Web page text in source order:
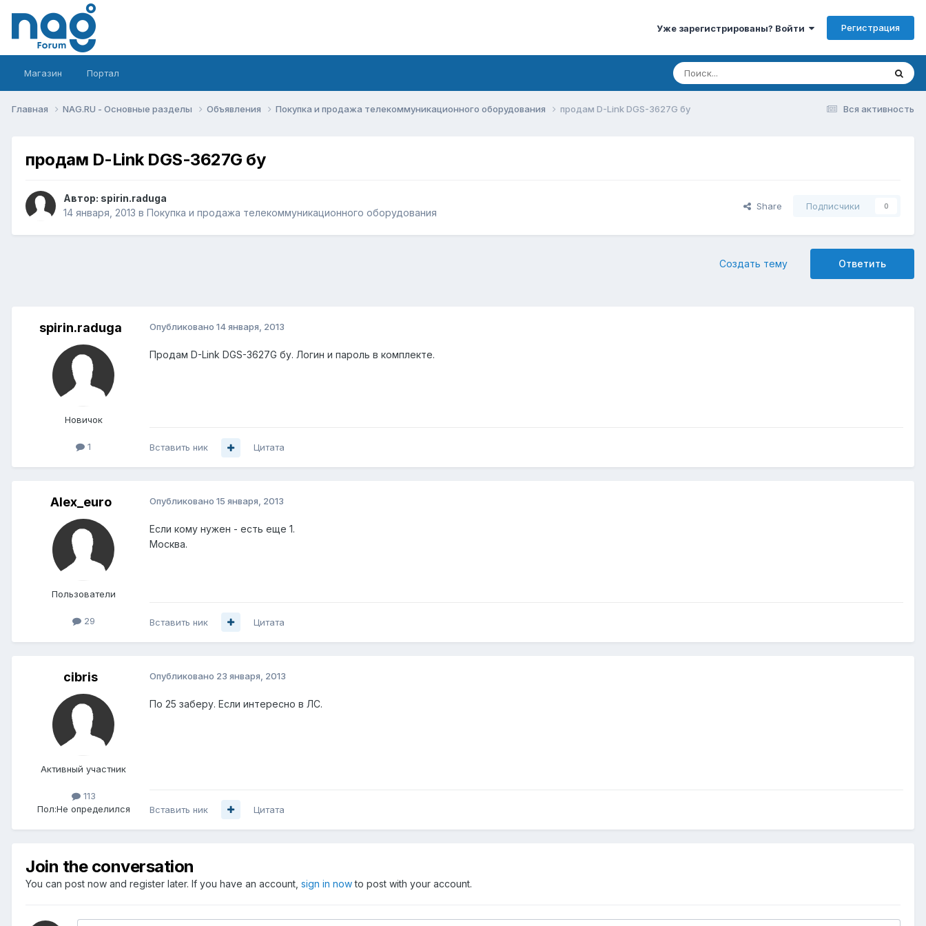
Уже зарегистрированы? Войти Регистрация
Магазин Портал
Вся активность
Главная NAG.RU - Основные разделы Объявления Покупка и продажа телекоммуникационного оборудования продам D-Link DGS-3627G бу
продам D-Link DGS-3627G бу
Автор: spirin.raduga
14 января, 2013 в Покупка и продажа телекоммуникационного оборудования
Share Подписчики 0
Ответить
Создать тему
spirin.raduga
Новичок
1
Опубликовано 14 января, 2013
Продам D-Link DGS-3627G бу. Логин и пароль в комплекте.
Вставить ник Цитата
Alex_euro
Пользователи
29
Опубликовано 15 января, 2013
Если кому нужен - есть еще 1.
Москва.
Вставить ник Цитата
cibris
Активный участник
113
Пол:Не определился
Опубликовано 23 января, 2013
По 25 заберу. Если интересно в ЛС.
Вставить ник Цитата
Join the conversation
You can post now and register later. If you have an account, sign in nowto post with your account.